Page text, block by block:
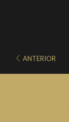
ANTERIOR